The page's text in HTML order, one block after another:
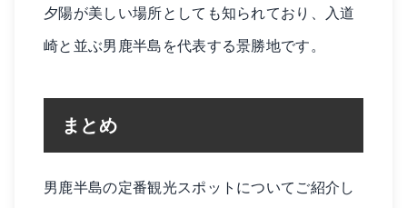
夕陽が美しい場所としても知られており、入道
崎と並ぶ男鹿半島を代表する景勝地です。
まとめ
男鹿半島の定番観光スポットについてご紹介し